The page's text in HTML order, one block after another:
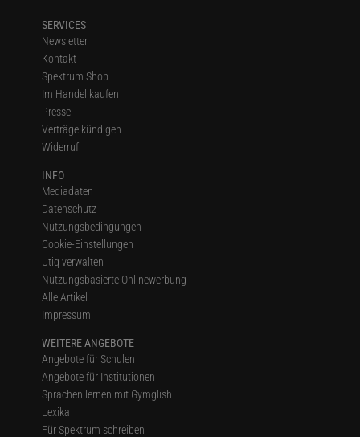
SERVICES
Newsletter
Kontakt
Spektrum Shop
Im Handel kaufen
Presse
Verträge kündigen
Widerruf
INFO
Mediadaten
Datenschutz
Nutzungsbedingungen
Cookie-Einstellungen
Utiq verwalten
Nutzungsbasierte Onlinewerbung
Alle Artikel
Impressum
WEITERE ANGEBOTE
Angebote für Schulen
Angebote für Institutionen
Sprachen lernen mit Gymglish
Lexika
Für Spektrum schreiben